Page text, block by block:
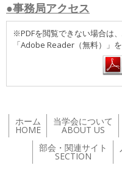
●事務局アクセス
※PDFを閲覧できない場合は
「Adobe Reader（無料）」
ホーム
HOME
当学会について
ABOUT US
部会・関連サイト
SECTION